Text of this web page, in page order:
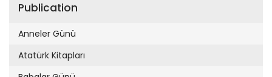
Publication
Anneler Günü
Atatürk Kitapları